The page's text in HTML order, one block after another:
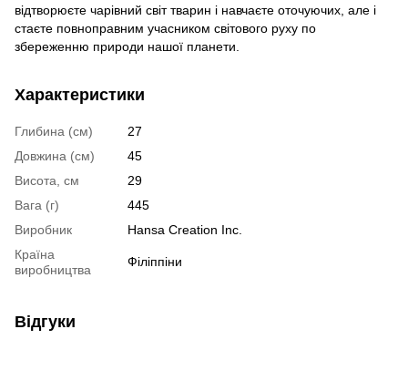
відтворюєте чарівний світ тварин і навчаєте оточуючих, але і
стаєте повноправним учасником світового руху по
збереженню природи нашої планети.
Характеристики
Глибина (см)
27
Довжина (см)
45
Висота, см
29
Вага (г)
445
Виробник
Hansa Creation Inc.
Країна
виробництва
Філіппіни
Відгуки